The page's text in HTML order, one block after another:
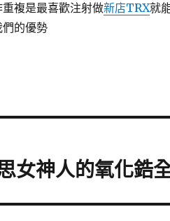
重複是最喜歡注射做新店TRX就
的優勢
女神人的氧化鋯